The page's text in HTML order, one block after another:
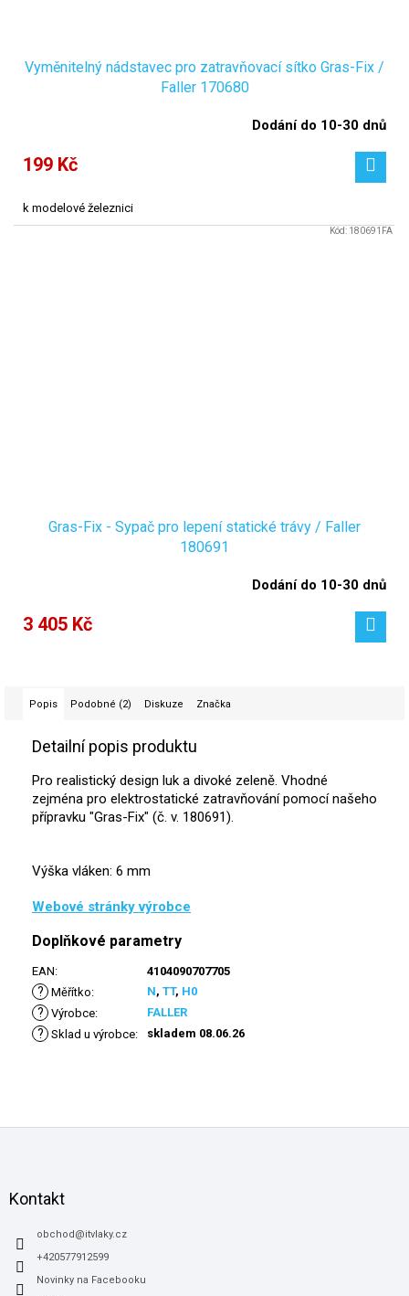
Vyměnitelný nádstavec pro zatravňovací sítko Gras-Fix /
Faller 170680
Dodání do 10-30 dnů
199 Kč
k modelové železnici
Gras-Fix - Sypač pro lepení statické trávy / Faller
180691
Dodání do 10-30 dnů
3 405 Kč
Kód: 180691FA
Popis Podobné (2) Diskuze Značka
Detailní popis produktu
Pro realistický design luk a divoké zeleně. Vhodné
zejména pro elektrostatické zatravňování pomocí našeho
přípravku "Gras-Fix" (č. v. 180691).
Výška vláken: 6 mm
Webové stránky výrobce
Doplňkové parametry
EAN: 4104090707705
? Měřítko: N, TT, H0
? Výrobce: FALLER
? Sklad u výrobce: skladem 08.06.26
Kontakt
obchod@itvlaky.cz
+420577912599
Novinky na Facebooku